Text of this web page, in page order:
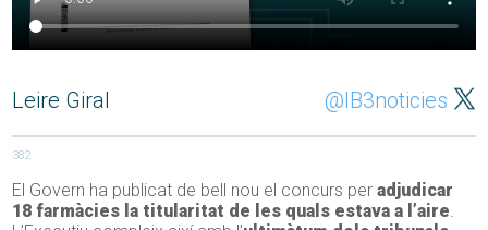
Leire Giral @IB3noticies
382
El Govern ha publicat de bell nou el concurs peradjudicar
18 farmàcies la titularitat de les quals estava a l’aire.